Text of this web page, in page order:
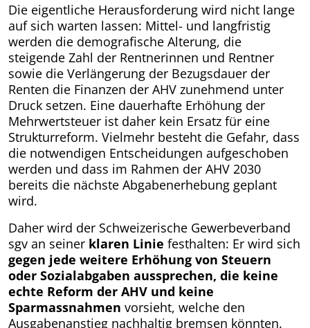
Die eigentliche Herausforderung wird nicht lange
auf sich warten lassen: Mittel- und langfristig
werden die demografische Alterung, die
steigende Zahl der Rentnerinnen und Rentner
sowie die Verlängerung der Bezugsdauer der
Renten die Finanzen der AHV zunehmend unter
Druck setzen. Eine dauerhafte Erhöhung der
Mehrwertsteuer ist daher kein Ersatz für eine
Strukturreform. Vielmehr besteht die Gefahr, dass
die notwendigen Entscheidungen aufgeschoben
werden und dass im Rahmen der AHV 2030
bereits die nächste Abgabenerhebung geplant
wird.
Daher wird der Schweizerische Gewerbeverband
sgv an seiner klaren Linie festhalten: Er wird sich
gegen jede weitere Erhöhung von Steuern
oder Sozialabgaben aussprechen, die keine
echte Reform der AHV und keine
Sparmassnahmen vorsieht, welche den
Ausgabenanstieg nachhaltig bremsen könnten.